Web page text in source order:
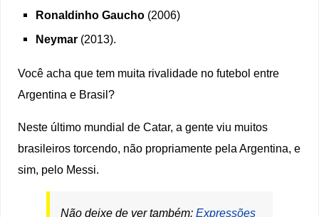
Ronaldinho Gaucho(2006)​
Neymar(2013).​
Você acha que tem muita rivalidade no futebol entre
Argentina e Brasil?
Neste último mundial de Catar, a gente viu muitos
brasileiros torcendo, não propriamente pela Argentina, e
sim, pelo Messi.
Não deixe de ver também:Expressões